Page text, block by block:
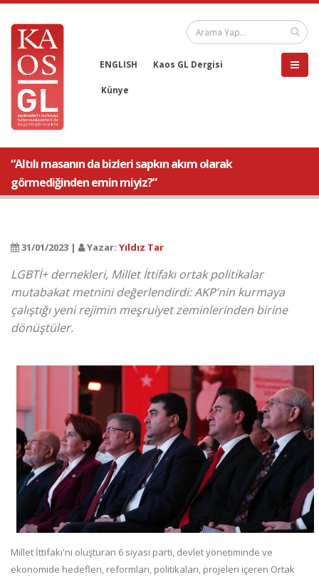
ENGLISH Kaos GL Dergisi
Künye
“Altılı masanın da bizleri sapkın akım olarak
görmediğinden emin miyiz?”
31/01/2023 | Yazar: Yıldız Tar
LGBTİ+ dernekleri, Millet İttifakı ortak politikalar
mutabakat metnini değerlendirdi: AKP’nin kurmaya
çalıştığı yeni rejimin meşruiyet zeminlerinden birine
dönüştüler.
Millet İttifakı'nı oluşturan 6 siyasi parti, devlet yönetiminde ve
ekonomide hedefleri, reformları, politikaları, projeleri içeren Ortak